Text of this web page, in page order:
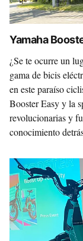
Yamaha
¿Se te ocurre un
gama de bicis
en este paraíso
Booster Easy y la
revolucionarias y
conocimiento